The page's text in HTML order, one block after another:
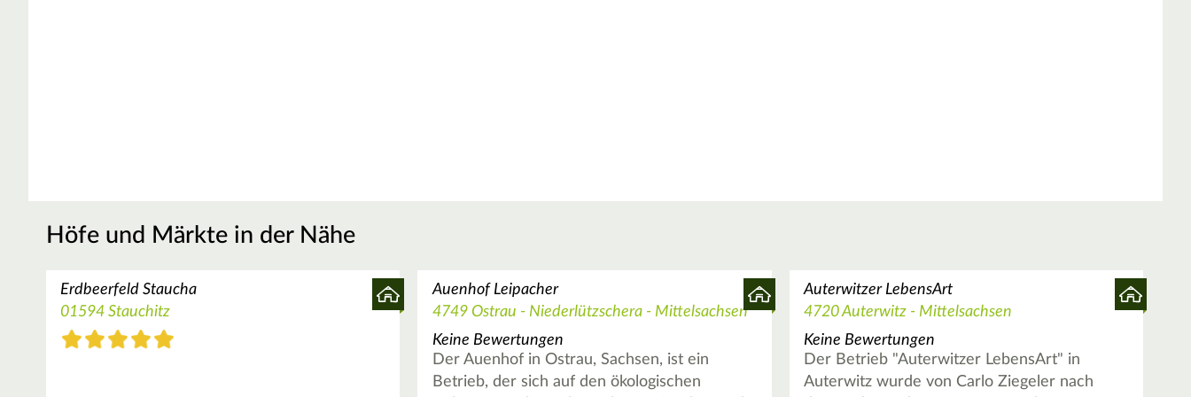
Höfe und Märkte in der Nähe
Erdbeerfeld Staucha
01594 Stauchitz
Auenhof Leipacher
4749 Ostrau - Niederlützschera - Mittelsachsen
Keine Bewertungen
Der Auenhof in Ostrau, Sachsen, ist ein
Betrieb, der sich auf den ökologischen
Auterwitzer LebensArt
4720 Auterwitz - Mittelsachsen
Keine Bewertungen
Der Betrieb "Auterwitzer LebensArt" in
Auterwitz wurde von Carlo Ziegeler nach